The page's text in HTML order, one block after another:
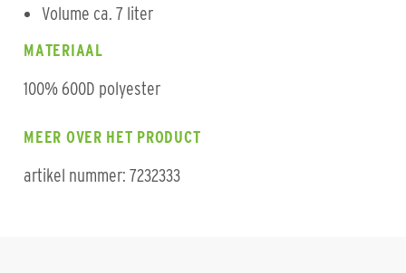
Volume ca. 7 liter
MATERIAAL
100% 600D polyester
MEER OVER HET PRODUCT
artikel nummer: 7232333